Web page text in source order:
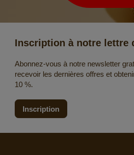
Inscription à notre lettre
Abonnez-vous à notre newsletter
recevoir les dernières offres et
10 %.
Inscription